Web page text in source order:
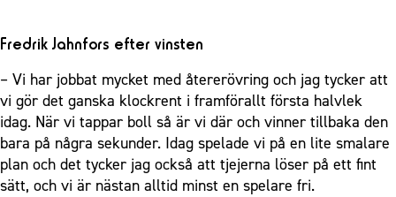
Fredrik Jahnfors efter vinsten
– Vi har jobbat mycket med återerövring och jag tycker att
vi gör det ganska klockrent i framförallt första halvlek
idag. När vi tappar boll så är vi där och vinner tillbaka den
bara på några sekunder. Idag spelade vi på en lite smalare
plan och det tycker jag också att tjejerna löser på ett fint
sätt, och vi är nästan alltid minst en spelare fri.